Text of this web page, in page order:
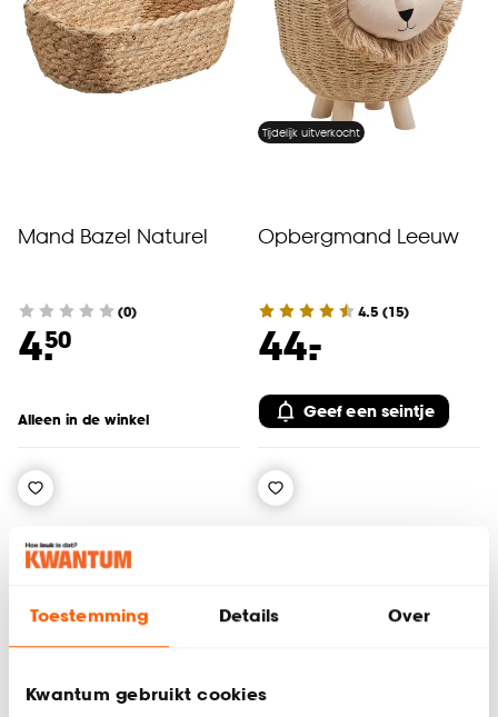
Toestemming Details Over
Kwantum gebruikt cookies
Mand Bazel Naturel
(0)
4.50
Alleen in de winkel
Tijdelijk uitverkocht
Opbergmand Leeuw
4.5 (15)
44.
-
Geef een seintje